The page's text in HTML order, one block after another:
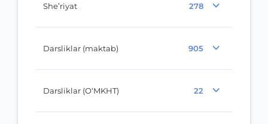
She’riyat 278
Darsliklar (maktab) 905
Darsliklar (O‘MKHT) 22